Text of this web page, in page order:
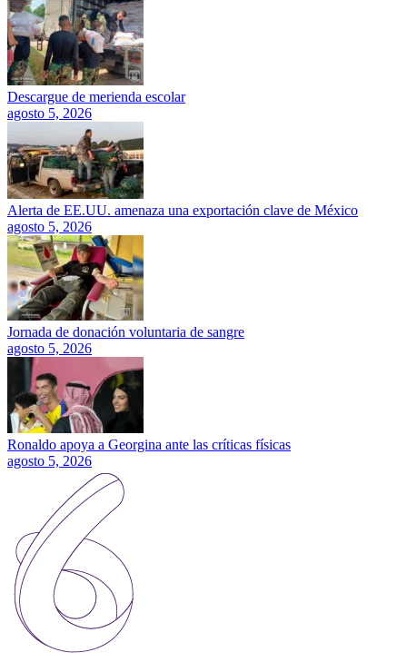
Descargue de merienda escolar
agosto 5, 2026
Alerta de EE.UU. amenaza una exportación clave de México
agosto 5, 2026
Jornada de donación voluntaria de sangre
agosto 5, 2026
Ronaldo apoya a Georgina ante las críticas físicas
agosto 5, 2026